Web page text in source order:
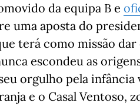
da equipa B e
uma aposta do
terá como missão
escondeu as
orgulho pela infância
e o Casal Ventoso,